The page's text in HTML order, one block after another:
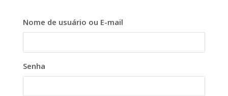
Nome de usuário ou E-mail
Senha